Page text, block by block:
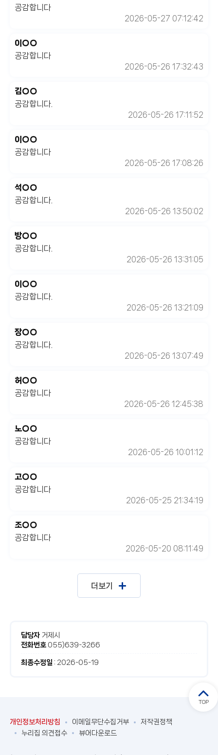
공감합니다
2026-05-27 07:12:42
이○○
공감합니다
2026-05-26 17:32:43
김○○
공감합니다.
2026-05-26 17:11:52
이○○
공감합니다
2026-05-26 17:08:26
석○○
공감합니다.
2026-05-26 13:50:02
방○○
공감합니다.
2026-05-26 13:31:05
이○○
공감합니다.
2026-05-26 13:21:09
장○○
공감합니다.
2026-05-26 13:07:49
허○○
공감합니다
2026-05-26 12:45:38
노○○
공감합니다
2026-05-26 10:01:12
고○○
공감합니다
2026-05-25 21:34:19
조○○
공감합니다
2026-05-20 08:11:49
더보기
담당자 거제시
전화번호 055)639-3266
최종수정일 : 2026-05-19
개인정보처리방침 이메일무단수집거부
저작권정책
누리집 의견접수
뷰어다운로드
TOP